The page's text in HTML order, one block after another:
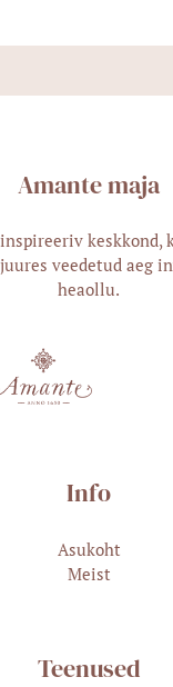
Amante maja
keskkond,
veedetud aeg
heaollu.
Info
Asukoht
Meist
Teenused